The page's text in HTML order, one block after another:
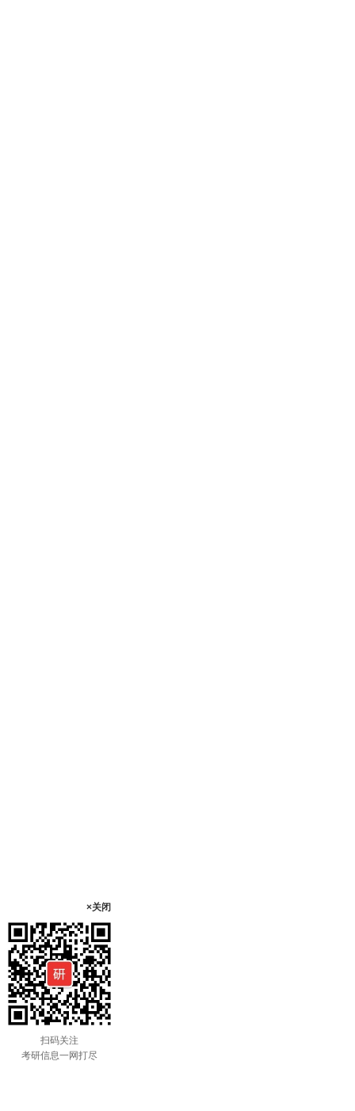
×关闭
扫码关注
考研信息一网打尽